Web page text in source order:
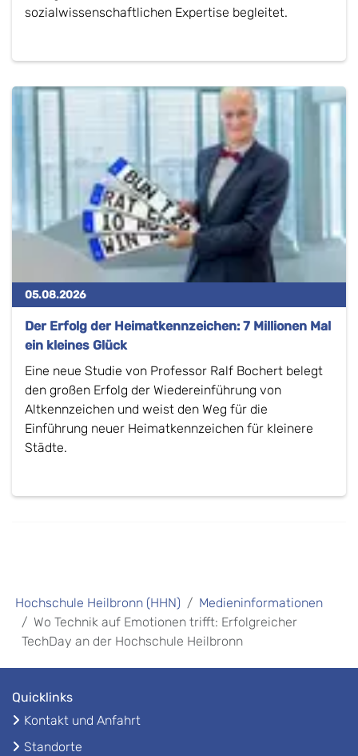
sozialwissenschaftlichen Expertise begleitet.
05.08.2026
Der Erfolg der Heimatkennzeichen: 7 Millionen Mal
ein kleines Glück
Eine neue Studie von Professor Ralf Bochert belegt
den großen Erfolg der Wiedereinführung von
Altkennzeichen und weist den Weg für die
Einführung neuer Heimatkennzeichen für kleinere
Städte.
Hochschule Heilbronn (HHN)
Medieninformationen
Wo Technik auf Emotionen trifft: Erfolgreicher
TechDay an der Hochschule Heilbronn
Quicklinks
Kontakt und Anfahrt
Standorte